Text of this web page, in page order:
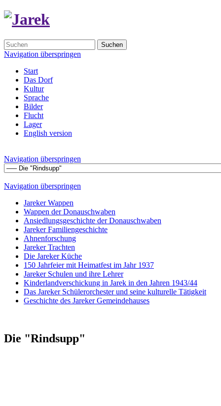
Suchen
Navigation überspringen
Start
Das Dorf
Kultur
Sprache
Bilder
Flucht
Lager
English version
Navigation überspringen
Navigation überspringen
Jareker Wappen
Wappen der Donauschwaben
Ansiedlungsgeschichte der Donauschwaben
Jareker Familiengeschichte
Ahnenforschung
Jareker Trachten
Die Jareker Küche
150 Jahrfeier mit Heimatfest im Jahr 1937
Jareker Schulen und ihre Lehrer
Kinderlandverschickung in Jarek in den Jahren 1943/44
Das Jareker Schülerorchester und seine kulturelle Tätigkeit
Geschichte des Jareker Gemeindehauses
Die "Rindsupp"